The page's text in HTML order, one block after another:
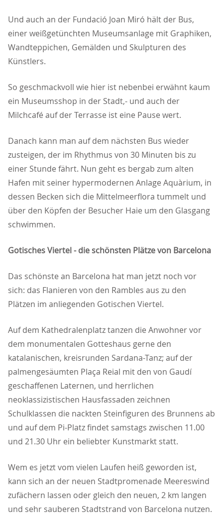
Und auch an der Fundació Joan Miró hält der Bus,
einer weißgetünchten Museumsanlage mit Graphiken,
Wandteppichen, Gemälden und Skulpturen des
Künstlers.
So geschmackvoll wie hier ist nebenbei erwähnt kaum
ein Museumsshop in der Stadt,- und auch der
Milchcafé auf der Terrasse ist eine Pause wert.
Danach kann man auf dem nächsten Bus wieder
zusteigen, der im Rhythmus von 30 Minuten bis zu
einer Stunde fährt. Nun geht es bergab zum alten
Hafen mit seiner hypermodernen Anlage Aquàrium, in
dessen Becken sich die Mittelmeerflora tummelt und
über den Köpfen der Besucher Haie um den Glasgang
schwimmen.
Gotisches Viertel - die schönsten Plätze von Barcelona
Das schönste an Barcelona hat man jetzt noch vor
sich: das Flanieren von den Rambles aus zu den
Plätzen im anliegenden Gotischen Viertel.
Auf dem Kathedralenplatz tanzen die Anwohner vor
dem monumentalen Gotteshaus gerne den
katalanischen, kreisrunden Sardana-Tanz; auf der
palmengesäumten Plaça Reial mit den von Gaudí
geschaffenen Laternen, und herrlichen
neoklassizistischen Hausfassaden zeichnen
Schulklassen die nackten Steinfiguren des Brunnens ab
und auf dem Pi-Platz findet samstags zwischen 11.00
und 21.30 Uhr ein beliebter Kunstmarkt statt.
Wem es jetzt vom vielen Laufen heiß geworden ist,
kann sich an der neuen Stadtpromenade Meereswind
zufächern lassen oder gleich den neuen, 2 km langen
und sehr sauberen Stadtstrand von Barcelona nutzen.